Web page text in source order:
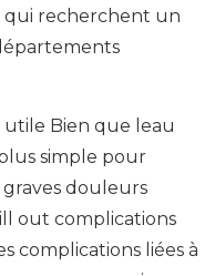
qui recherchent un
Bien que leau
simple pour
graves douleurs
out complications
complications liées à